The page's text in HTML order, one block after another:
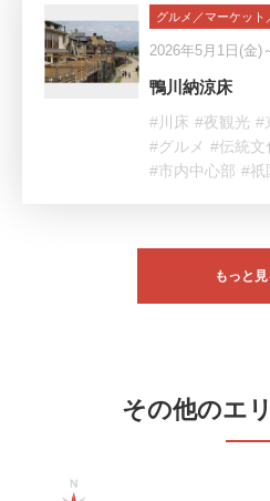
グルメ／マーケット
2026年5月1日(金
鴨川納涼床
#川床 #夜観光 #
#グルメ #伝統文
#市内中心部 #祇
もっと見
その他のエ